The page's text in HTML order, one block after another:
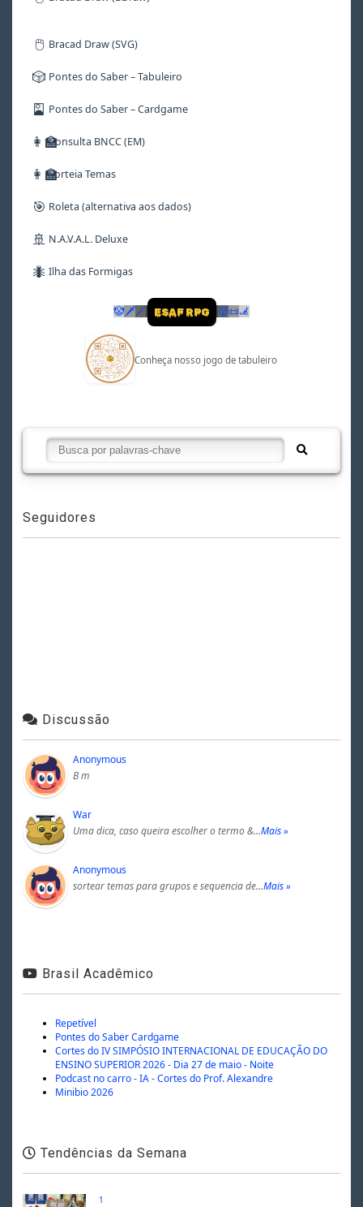
🖱️ Bracad Draw (SVG)
🎲 Pontes do Saber – Tabuleiro
🎴 Pontes do Saber – Cardgame
👩‍🏫Consulta BNCC (EM)
👩‍🏫Sorteia Temas
🎯 Roleta (alternativa aos dados)
🚢 N.A.V.A.L. Deluxe
🐜 Ilha das Formigas
🤡 🗡🪄 ESAF RPG 👹📜🦼
Conheça nosso jogo de tabuleiro
Seguidores
Discussão
Anonymous
B m
War
Uma dica, caso queira escolher o termo &…Mais »
Anonymous
sortear temas para grupos e sequencia de…Mais »
Brasil Acadêmico
Repetível
Pontes do Saber Cardgame
Cortes do IV SIMPÓSIO INTERNACIONAL DE EDUCAÇÃO DO
ENSINO SUPERIOR 2026 - Dia 27 de maio - Noite
Podcast no carro - IA - Cortes do Prof. Alexandre
Minibio 2026
Tendências da Semana
1